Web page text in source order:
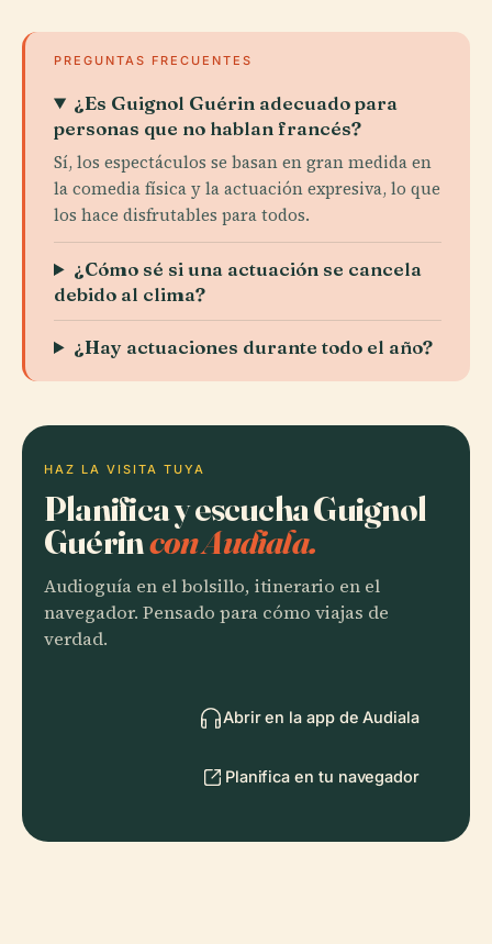
PREGUNTAS FRECUENTES
¿Es Guignol Guérin adecuado para
personas que no hablan francés?
Sí, los espectáculos se basan en gran medida en
la comedia física y la actuación expresiva, lo que
los hace disfrutables para todos.
¿Cómo sé si una actuación se cancela
debido al clima?
¿Hay actuaciones durante todo el año?
HAZ LA VISITA TUYA
Planifica y escucha Guignol
Guérincon Audiala.
Audioguía en el bolsillo, itinerario en el
navegador. Pensado para cómo viajas de
verdad.
Abrir en la app de Audiala
Planifica en tu navegador